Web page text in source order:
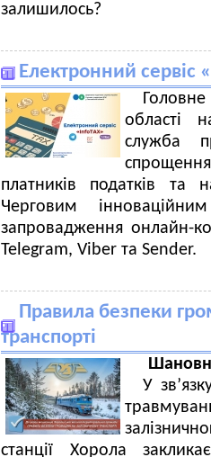
залишилось?
Електронний сервіс
області
служба
платників податків та
Черговим
запровадження онлайн-
Telegram, Viber та Sender.
Правила безпеки
транспорті
У
станції Хорола